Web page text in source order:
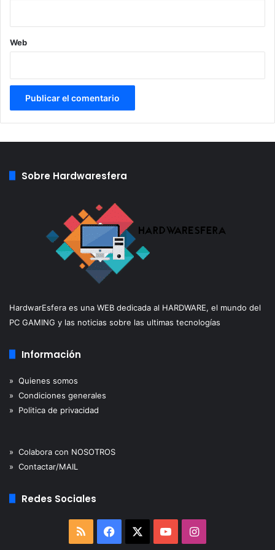
Zona de Juegos españoles
Para una feria que nos promete jugar a las grandes
novedades que se avecinan, siempre resulta curioso que
que más cumplan en este aspecto. Entre los pabellones 12
Títulos como el ya conocido Blasphemous o futuras
novedades como The Pizza Situation, Splatdogs, Arima o
más te sorprendan. Si quieres jugar juegos futuros que no
conoces y sin pocas colas, e incluso dar feedback a
recibieron nuestra pegatina de juego recomendado.
la Madrid Games Week.
Nintendo
Nada que no vaya a salir para estas navidades, pero no
significa que no haya esencialmente nada. Super Smash
Web
Sobre Hardwaresfera
HardwarEsfera es una WEB dedicada al HARDWARE, el mundo del
PC GAMING y las noticias sobre las ultimas tecnologías
Información
» Quienes somos
» Condiciones generales
» Politica de privacidad
» Colabora con NOSOTROS
» Contactar/MAIL
Redes Sociales
RSS Facebook YouTubeInstagram